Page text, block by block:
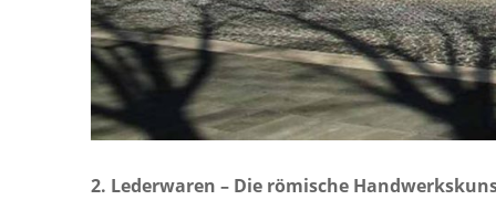
2. Lederwaren – Die römische